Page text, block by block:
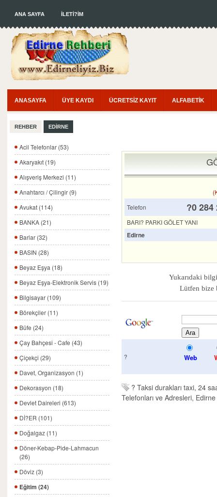
ANA SAYFA İLETİ?İM
ANASAYFA ÜYE KAYDI ÜCRETSİZ KAYIT ALFABETİK
REHBER EDİRNE
Acil Telefonlar (53)
Akaryakıt (19)
Alışveriş Merkezi (11)
Anahtarcı / Çilingir (9)
Avukat (114)
BANKA (21)
Barlar (32)
BASIN (28)
Beyaz Eşya (18)
Beyaz Eşya-Elektronik Servis (19)
Bilgisayar (109)
Börekçiler (11)
Büfe (24)
Çay Bahçesi - Cafe (43)
Çiçekçi (29)
Davet, Organizasyon (1)
Dekorasyon (18)
Devlet Daireleri (613)
Dİ?ER (101)
Doğalgaz (11)
Döner-Kebap-Pide-Lahmacun
(26)
Döviz (3)
Eğitim (24)
Telefon
?0 284
BARI? PARKI GÖLET YANI
Edirne
Yukarıdaki
Lütfen bize
? Web
? Taksi durakları taxi, 24
Telefonları ve Adresleri,